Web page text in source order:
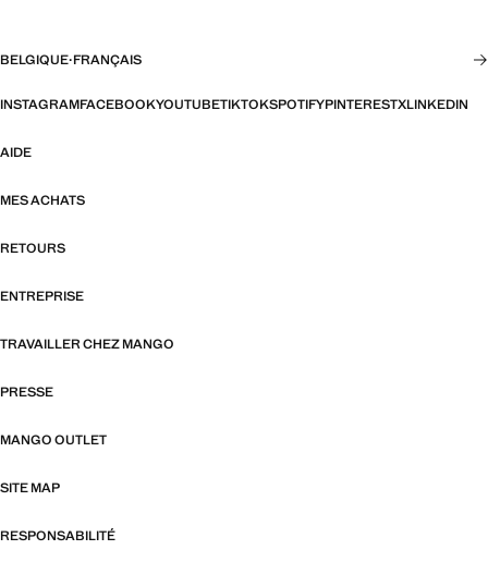
BELGIQUE·FRANÇAIS
INSTAGRAMFACEBOOKYOUTUBETIKTOKSPOTIFYPINTERESTXLINKEDIN
AIDE
MES ACHATS
RETOURS
ENTREPRISE
TRAVAILLER CHEZ MANGO
PRESSE
MANGO OUTLET
SITE MAP
RESPONSABILITÉ